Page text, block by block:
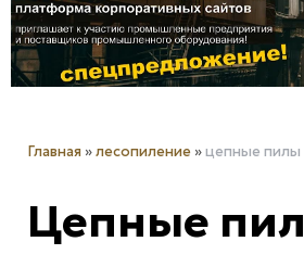
Главная »лесопиление »цепные пилы
Цепные